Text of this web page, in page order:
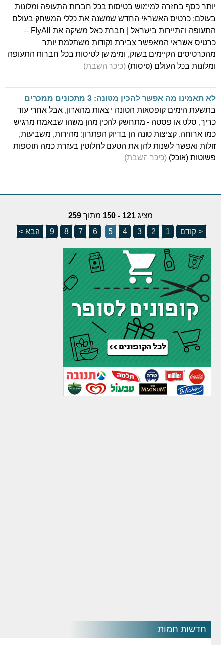
חדשות חמות
יותר כסף בחזרה למימוש בטיסות בכל חברות התעופה ומלונות
בעולם: כרטיס האשראי החדש שמשנה את כללי המשחק בעולם
התעופה והתיירות בישראל | חברת כאל משיקה את FlyAll –
כרטיס אשראי המאפשר צבירת נקודות משתלמת יותר
מהכרטיסים הקיימים בשוק, ומימושן לטיסות בכל חברות התעופה
ומלונות בכל העולם (טיסות) (כיכר השבת)
לא תאמינו מה אפשר להכין מטונה: 3 מתכונים ממכרים
בתשעת הימים קופסאות הטונה יוצאות מהארון, אבל אחרי עוד
כריך, סלט או פסטה - מתחשק להכין מהן משהו שבאמת מרגיש
כמו ארוחה. קציצות טונה הן בדיוק הפתרון: מהירות, משביעות,
זולות ואפשר לשנות להן את הטעם לחלוטין בעזרת כמה תוספות
פשוטות (אוכל) (כיכר השבת)
מציג 121 - 150 מתוך 259
< קודם
1
2
3
4
5
6
7
8
9 הבא >